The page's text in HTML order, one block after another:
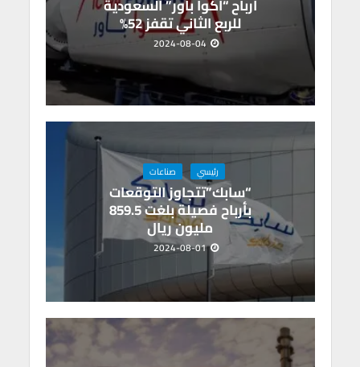
أرباح “أكوا باور” السعودية
للربع الثاني تقفز 52%
2024-08-04
رئيسي صناعات
“سابك”تتجاوز التوقعات
بأرباح فصيلة بلغت 859.5
مليون ريال
2024-08-01